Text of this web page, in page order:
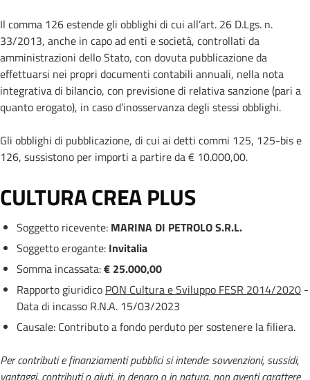
Il comma 126 estende gli obblighi di cui all’art. 26 D.Lgs. n.
33/2013, anche in capo ad enti e società, controllati da
amministrazioni dello Stato, con dovuta pubblicazione da
effettuarsi nei propri documenti contabili annuali, nella nota
integrativa di bilancio, con previsione di relativa sanzione (pari a
quanto erogato), in caso d’inosservanza degli stessi obblighi.
Gli obblighi di pubblicazione, di cui ai detti commi 125, 125-bis e
126, sussistono per importi a partire da € 10.000,00.
CULTURA CREA PLUS
Soggetto ricevente: MARINA DI PETROLO S.R.L.
Soggetto erogante: Invitalia
Somma incassata:€ 25.000,00
Rapporto giuridico PON Cultura e Sviluppo FESR 2014/2020 -
Data di incasso R.N.A. 15/03/2023
Causale: Contributo a fondo perduto per sostenere la filiera.
Per contributi e finanziamenti pubblici si intende: sovvenzioni, sussidi,